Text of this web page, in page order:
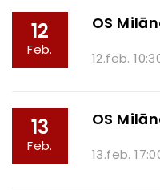
12
Feb.
OS
12.feb.
13
Feb.
OS
13.feb.